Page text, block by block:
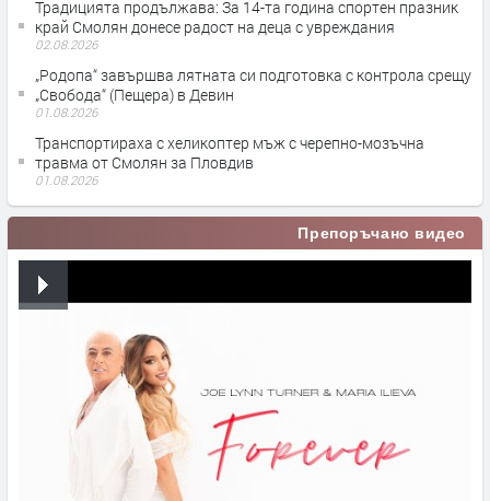
Традицията продължава: За 14-та година спортен празник
край Смолян донесе радост на деца с увреждания
02.08.2026
„Родопа“ завършва лятната си подготовка с контрола срещу
„Свобода“ (Пещера) в Девин
01.08.2026
Транспортираха с хеликоптер мъж с черепно-мозъчна
травма от Смолян за Пловдив
01.08.2026
Препоръчано видео